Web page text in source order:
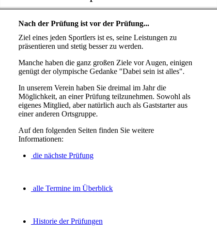
Nach der Prüfung ist vor der Prüfung...
Ziel eines jeden Sportlers ist es, seine Leistungen zu
präsentieren und stetig besser zu werden.
Manche haben die ganz großen Ziele vor Augen, einigen
genügt der olympische Gedanke "Dabei sein ist alles".
In unserem Verein haben Sie dreimal im Jahr die
Möglichkeit, an einer Prüfung teilzunehmen. Sowohl als
eigenes Mitglied, aber natürlich auch als Gaststarter aus
einer anderen Ortsgruppe.
Auf den folgenden Seiten finden Sie weitere
Informationen:
die nächste Prüfung
alle Termine im Überblick
Historie der Prüfungen